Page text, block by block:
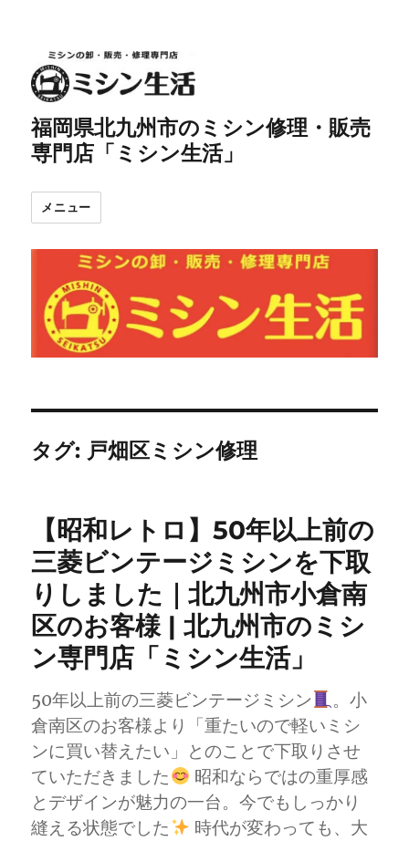
福岡県北九州市のミシン修理・販売
専門店「ミシン生活」
メニュー
タグ: 戸畑区ミシン修理
【昭和レトロ】50年以上前の
三菱ビンテージミシンを下取
りしました｜北九州市小倉南
区のお客様 | 北九州市のミシ
ン専門店「ミシン生活」
50年以上前の三菱ビンテージミシン
。小
倉南区のお客様より「重たいので軽いミシ
ンに買い替えたい」とのことで下取りさせ
ていただきました
昭和ならではの重厚感
とデザインが魅力の一台。今でもしっかり
縫える状態でした
時代が変わっても、大